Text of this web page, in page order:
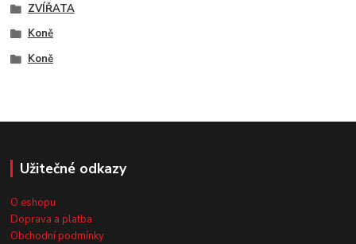
ZVÍŘATA
Koně
Koně
Užitečné odkazy
O eshopu
Doprava a platba
Obchodní podmínky